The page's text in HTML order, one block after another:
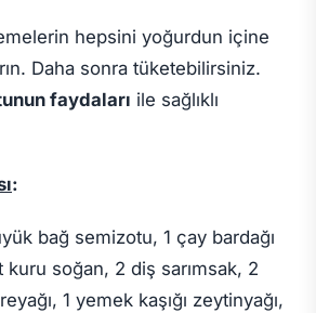
hepsini yoğurdun içine
Daha sonra tüketebilirsiniz.
faydaları ile sağlıklı
:
bağ semizotu, 1 çay bardağı
kuru soğan, 2 diş sarımsak, 2
1 yemek kaşığı zeytinyağı,